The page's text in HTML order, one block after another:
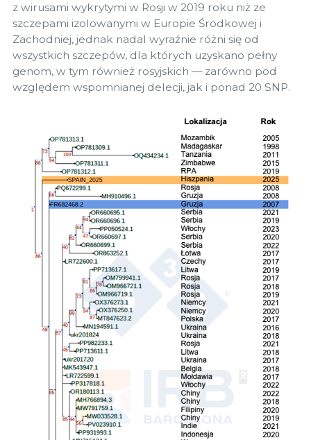
z wirusami wykrytymi w Rosji w 2019 roku niż ze
szczepami izolowanymi w Europie Środkowej i
Zachodniej, jednak nadal wyraźnie różni się od
wszystkich szczepów, dla których uzyskano pełny
genom, w tym również rosyjskich — zarówno pod
względem wspomnianej delecji, jak i ponad 20 SNP.